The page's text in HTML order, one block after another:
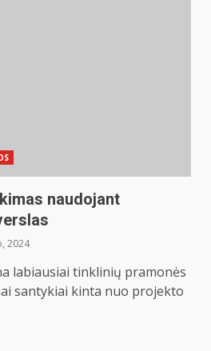
naudojant
2024
labiausiai tinklinių pramonės
santykiai kinta nuo projekto